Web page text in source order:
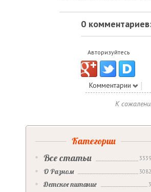
0
Авторизуйтесь
Комментарии
К
Категории
Все статьи
3339
О Разном 3082
Детское питание 3